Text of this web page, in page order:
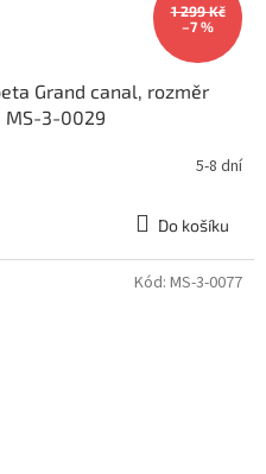
1 299 Kč
–7 %
Grand canal, rozměr
MS-3-0029
5-8 dní
Do košíku
Kód: MS-3-0077